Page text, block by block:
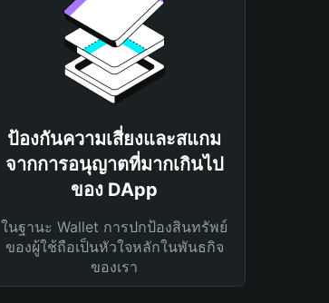
ป้องกันความเสี่ยงและสแกม
จากการอนุญาตที่มากเกินไป
ของ DApp
ในฐานะ Wallet การปกป้องสินทรัพย์
ของผู้ใช้ถือเป็นหัวใจหลักในพันธกิจ
ของเรา